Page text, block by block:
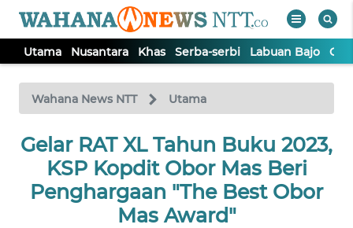
Utama Nusantara Khas Serba-serbi Labuan Bajo
Wahana News NTT Utama
Gelar RAT XL Tahun Buku 2023,
KSP Kopdit Obor Mas Beri
Penghargaan "The Best Obor
Mas Award"
TV
Tutup
UTAMA
NUSANTARA